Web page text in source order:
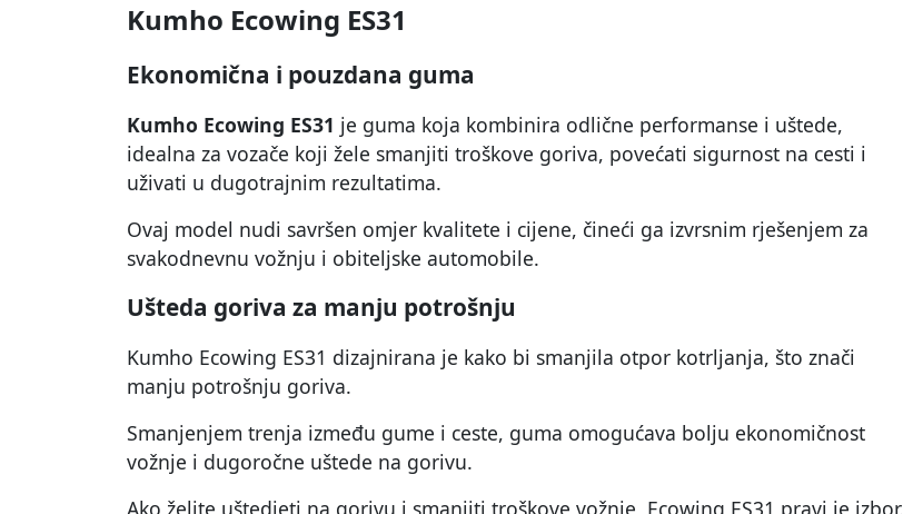
Kumho Ecowing ES31
Ekonomična i pouzdana guma
Kumho Ecowing ES31 je guma koja kombinira odlične performanse i uštede,
idealna za vozače koji žele smanjiti troškove goriva, povećati sigurnost na cesti i
uživati u dugotrajnim rezultatima.
Ovaj model nudi savršen omjer kvalitete i cijene, čineći ga izvrsnim rješenjem za
svakodnevnu vožnju i obiteljske automobile.
Ušteda goriva za manju potrošnju
Kumho Ecowing ES31 dizajnirana je kako bi smanjila otpor kotrljanja, što znači
manju potrošnju goriva.
Smanjenjem trenja između gume i ceste, guma omogućava bolju ekonomičnost
vožnje i dugoročne uštede na gorivu.